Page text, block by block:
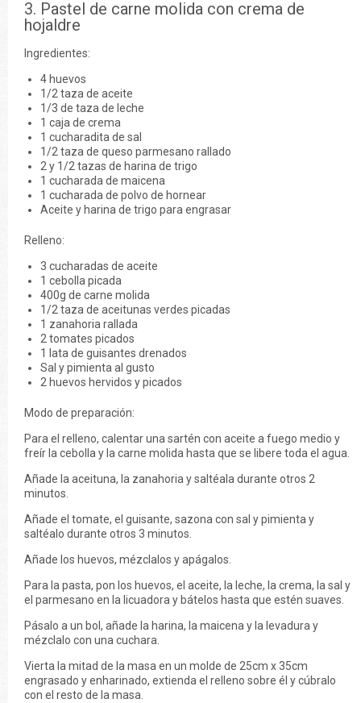
3. Pastel de carne molida con crema de
hojaldre
Ingredientes:
4 huevos
1/2 taza de aceite
1/3 de taza de leche
1 caja de crema
1 cucharadita de sal
1/2 taza de queso parmesano rallado
2 y 1/2 tazas de harina de trigo
1 cucharada de maicena
1 cucharada de polvo de hornear
Aceite y harina de trigo para engrasar
Relleno:
3 cucharadas de aceite
1 cebolla picada
400g de carne molida
1/2 taza de aceitunas verdes picadas
1 zanahoria rallada
2 tomates picados
1 lata de guisantes drenados
Sal y pimienta al gusto
2 huevos hervidos y picados
Modo de preparación:
Para el relleno, calentar una sartén con aceite a fuego medio y
freír la cebolla y la carne molida hasta que se libere toda el agua.
Añade la aceituna, la zanahoria y saltéala durante otros 2
minutos.
Añade el tomate, el guisante, sazona con sal y pimienta y
saltéalo durante otros 3 minutos.
Añade los huevos, mézclalos y apágalos.
Para la pasta, pon los huevos, el aceite, la leche, la crema, la sal y
el parmesano en la licuadora y bátelos hasta que estén suaves.
Pásalo a un bol, añade la harina, la maicena y la levadura y
mézclalo con una cuchara.
Vierta la mitad de la masa en un molde de 25cm x 35cm
engrasado y enharinado, extienda el relleno sobre él y cúbralo
con el resto de la masa.